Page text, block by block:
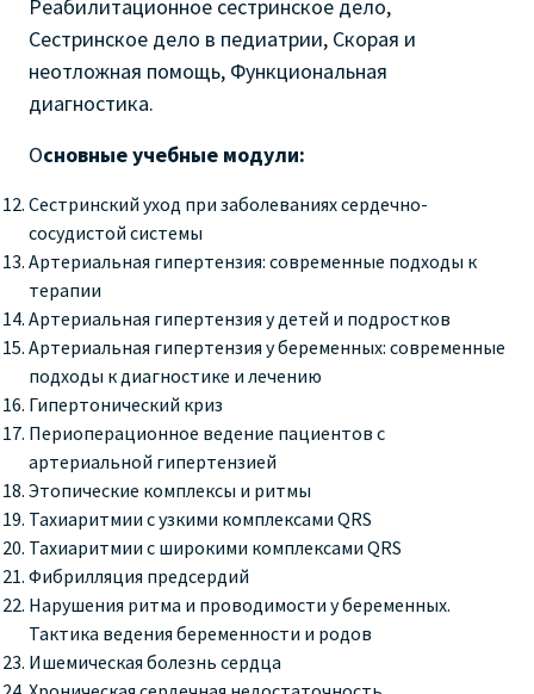
Реабилитационное сестринское дело,
Сестринское дело в педиатрии, Скорая и
неотложная помощь, Функциональная
диагностика.
Основные учебные модули:
Сестринский уход при заболеваниях сердечно-
сосудистой системы
Артериальная гипертензия: современные подходы к
терапии
Артериальная гипертензия у детей и подростков
Артериальная гипертензия у беременных: современные
подходы к диагностике и лечению
Гипертонический криз
Периоперационное ведение пациентов с
артериальной гипертензией
Этопические комплексы и ритмы
Тахиаритмии с узкими комплексами QRS
Тахиаритмии с широкими комплексами QRS
Фибрилляция предсердий
Нарушения ритма и проводимости у беременных.
Тактика ведения беременности и родов
Ишемическая болезнь сердца